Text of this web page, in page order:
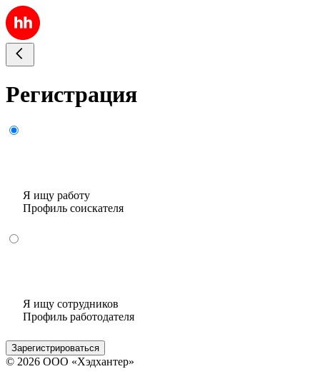
Регистрация
Я ищу работу
Профиль соискателя
Я ищу сотрудников
Профиль работодателя
Зарегистрироваться
© 2026 ООО «Хэдхантер»